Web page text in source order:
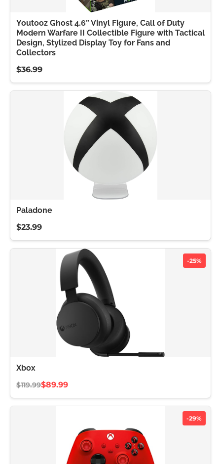
Youtooz Ghost 4.6” Vinyl Figure, Call of Duty
Modern Warfare II Collectible Figure with Tactical
Design, Stylized Display Toy for Fans and
Collectors
$36.99
Paladone
$23.99
-25%
Xbox
$119.99$89.99
-29%